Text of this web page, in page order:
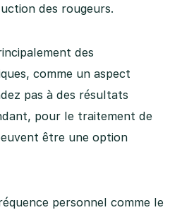
des rougeurs.
des
comme un aspect
pas à des résultats
pour le traitement de
être une option
personnel comme le